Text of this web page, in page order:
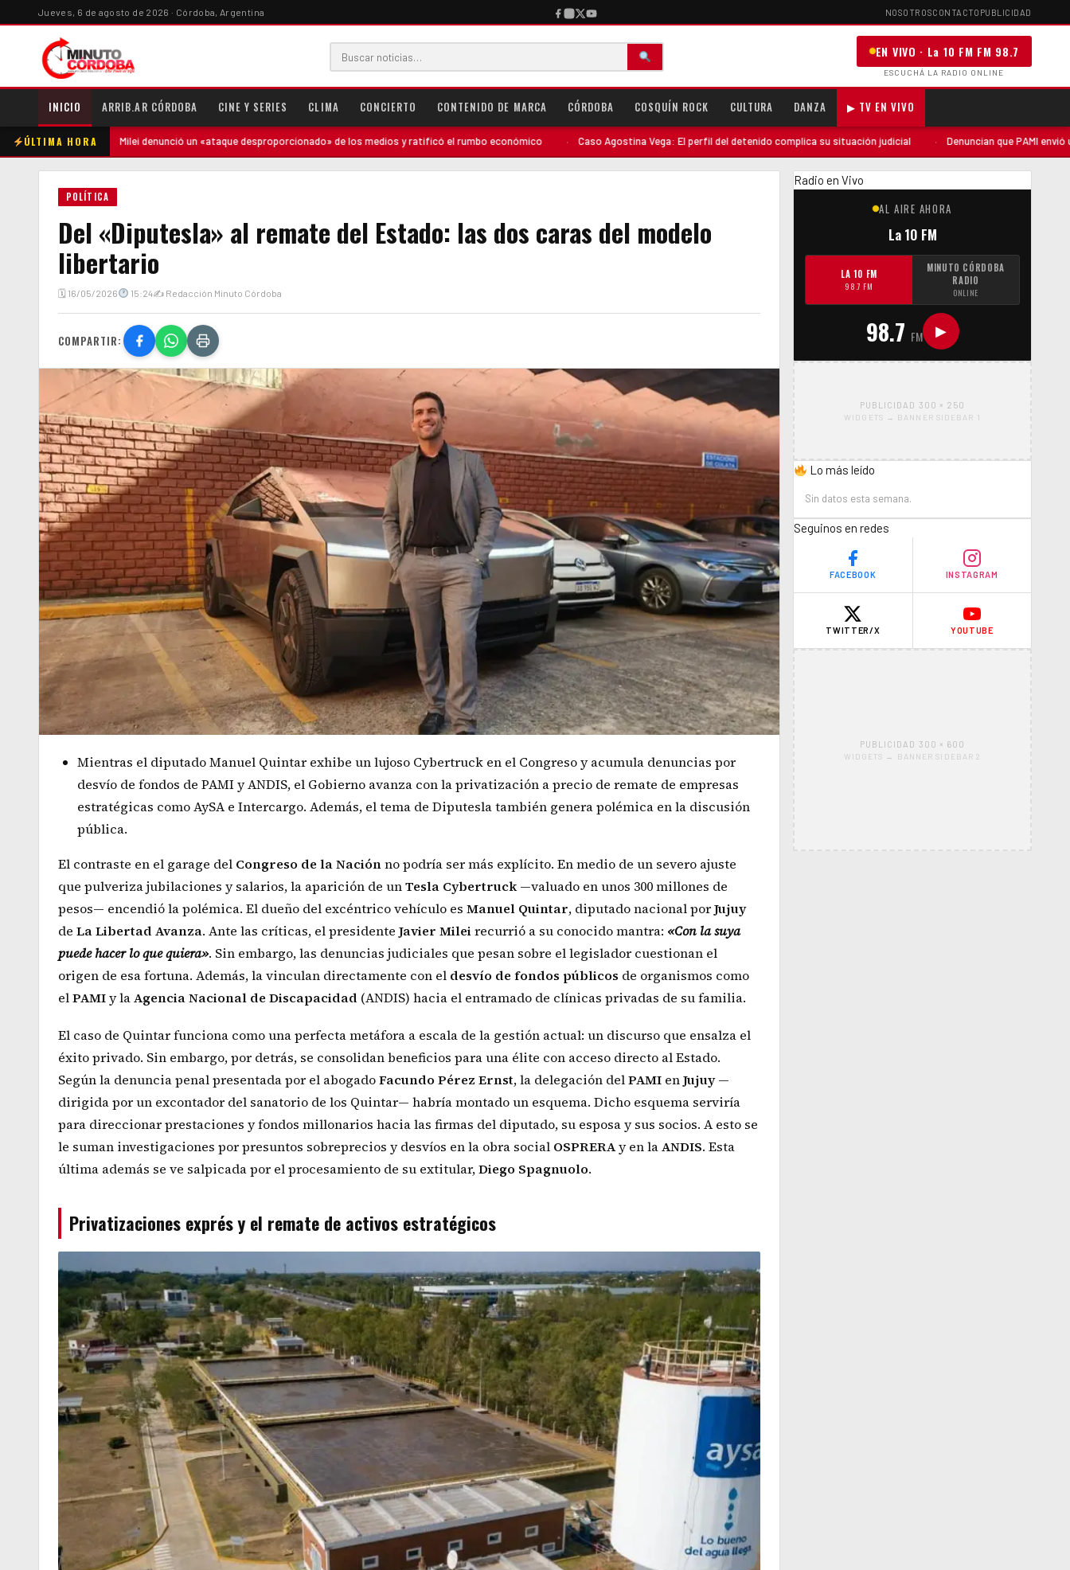
Jueves, 6 de agosto de 2026 · Córdoba, Argentina NOSOTROSCONTACTO PUBLICIDAD
EN VIVO · La 10 FM FM 98.7
ESCUCHÁ LA RADIO ONLINE
INICIO ARRIB.AR CÓRDOBA CINE Y SERIES CLIMA CONCIERTO CONTENIDO DE MARCA CÓRDOBA COSQUÍN ROCK CULTURA DANZA ▶ TV EN VIVO
ÚLTIMA HORA
· Milei denunció un «ataque desproporcionado» de los medios y ratificó el rumbo económico · Caso Agostina Vega: El perfil del detenido complica su situación judicial · Denuncian que PAMI envió una auditoría
POLÍTICA
Del «Diputesla» al remate del Estado: las dos caras del modelo
libertario
🗓 16/05/2026 15:24✍ Redacción Minuto Córdoba
COMPARTIR:
Mientras el diputado Manuel Quintar exhibe un lujoso Cybertruck en el Congreso y acumula denuncias por
desvío de fondos de PAMI y ANDIS, el Gobierno avanza con la privatización a precio de remate de empresas
estratégicas como AySA e Intercargo. Además, el tema de Diputesla también genera polémica en la discusión
pública.
El contraste en el garage del Congreso de la Naciónno podría ser más explícito. En medio de un severo ajuste
que pulveriza jubilaciones y salarios, la aparición de unTesla Cybertruck —valuado en unos 300 millones de
pesos— encendió la polémica. El dueño del excéntrico vehículo es Manuel Quintar, diputado nacional porJujuy
de La Libertad Avanza. Ante las críticas, el presidente Javier Mileirecurrió a su conocido mantra: «Con la suya
puede hacer lo que quiera». Sin embargo, las denuncias judiciales que pesan sobre el legislador cuestionan el
origen de esa fortuna. Además, la vinculan directamente con el desvío de fondos públicos de organismos como
elPAMIy laAgencia Nacional de Discapacidad (ANDIS) hacia el entramado de clínicas privadas de su familia.
El caso de Quintar funciona como una perfecta metáfora a escala de la gestión actual: un discurso que ensalza el
éxito privado. Sin embargo, por detrás, se consolidan beneficios para una élite con acceso directo al Estado.
Según la denuncia penal presentada por el abogadoFacundo Pérez Ernst, la delegación delPAMI enJujuy—
dirigida por un excontador del sanatorio de los Quintar— habría montado un esquema. Dicho esquema serviría
para direccionar prestaciones y fondos millonarios hacia las firmas del diputado, su esposa y sus socios. A esto se
le suman investigaciones por presuntos sobreprecios y desvíos en la obra social OSPRERAy en laANDIS. Esta
última además se ve salpicada por el procesamiento de su extitular,Diego Spagnuolo.
Privatizaciones exprés y el remate de activos estratégicos
Radio en Vivo
AL AIRE AHORA
La 10 FM
LA 10 FM
98.7 FM
MINUTO CÓRDOBA
RADIO
ONLINE
98.7 FM ▶
PUBLICIDAD 300 × 250
WIDGETS → BANNER SIDEBAR 1
Lo más leído
Sin datos esta semana.
Seguinos en redes
FACEBOOK INSTAGRAM
TWITTER/X YOUTUBE
PUBLICIDAD 300 × 600
WIDGETS → BANNER SIDEBAR 2